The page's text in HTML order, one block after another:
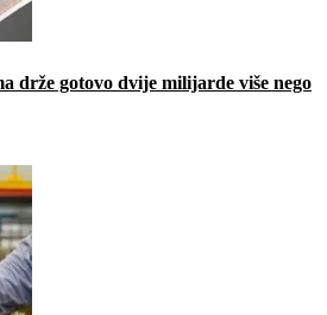
drže gotovo dvije milijarde više nego